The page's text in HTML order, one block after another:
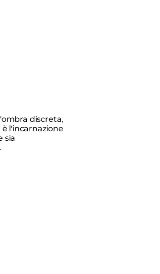
discreta,
l'incarnazione
sia